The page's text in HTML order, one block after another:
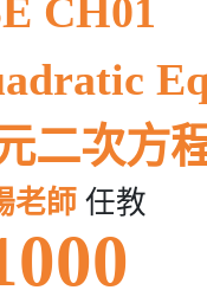
CH01
二次方
老師 任教